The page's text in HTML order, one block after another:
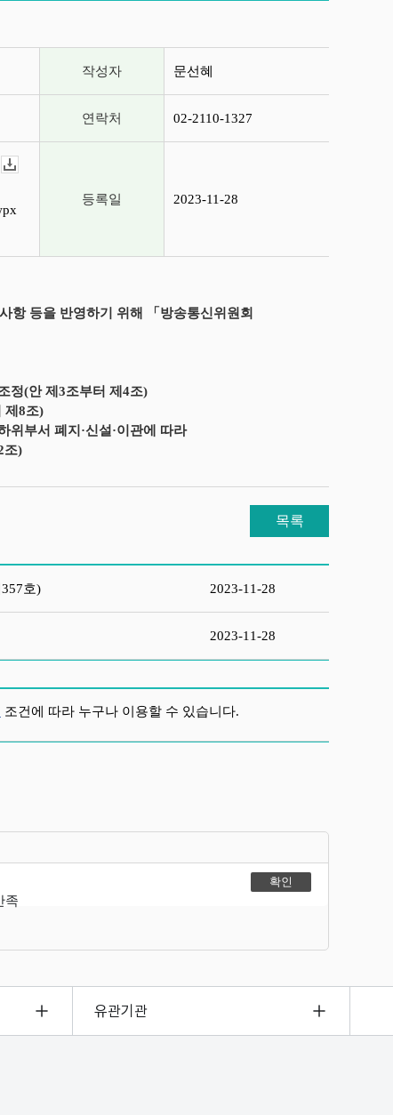
작성자 문선혜
연락처 02-2110-1327
등록일 2023-11-28
항 등을 반영하기 위해 「방송통신위원회
정(안 제3조부터 제4조)
제8조)
위부서 폐지·신설·이관에 따라
조)
목록
호) 2023-11-28
2023-11-28
조건에 따라 누구나 이용할 수 있습니다.
족
유관기관